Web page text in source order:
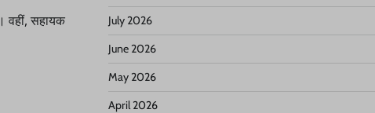
वहीं, सहायक
July 2026
June 2026
May 2026
April 2026